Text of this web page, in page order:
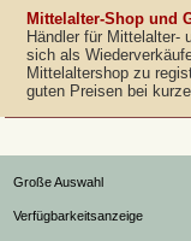
Mittelalter-Shop und
Händler für Mittelalter-
sich als
Mittelaltershop zu
guten Preisen bei
Große Auswahl
Verfügbarkeitsanzeige